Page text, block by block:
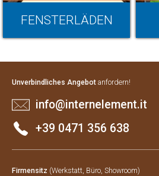
FENSTERLÄDEN
Unverbindliches Angebot anfordern!
info@internelement.it
+39 0471 356 638
Firmensitz (Werkstatt, Büro, Showroom)